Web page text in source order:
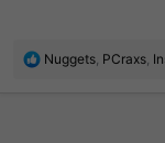
R
Nuggets, PCraxs,